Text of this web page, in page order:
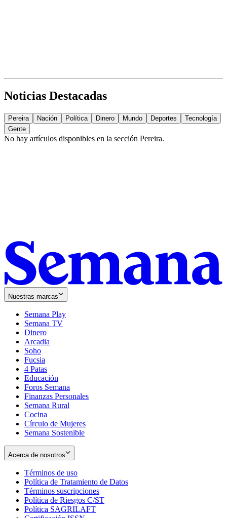
Noticias Destacadas
Pereira Nación Política Dinero Mundo Deportes
Tecnología
Gente
No hay artículos disponibles en la sección Pereira.
Nuestras marcas
Semana Play
Semana TV
Dinero
Arcadia
Soho
in
new
window
Fucsia
in
new
window
4 Patas
Educación
Foros Semana
Finanzas Personales
Semana Rural
Cocina
Círculo de Mujeres
Semana Sostenible
Acerca de nosotros
Términos de uso
in
new
window
Política de Tratamiento de Datos
Términos suscripciones
in
Política de Riesgos C/ST
Política SAGRILAFT